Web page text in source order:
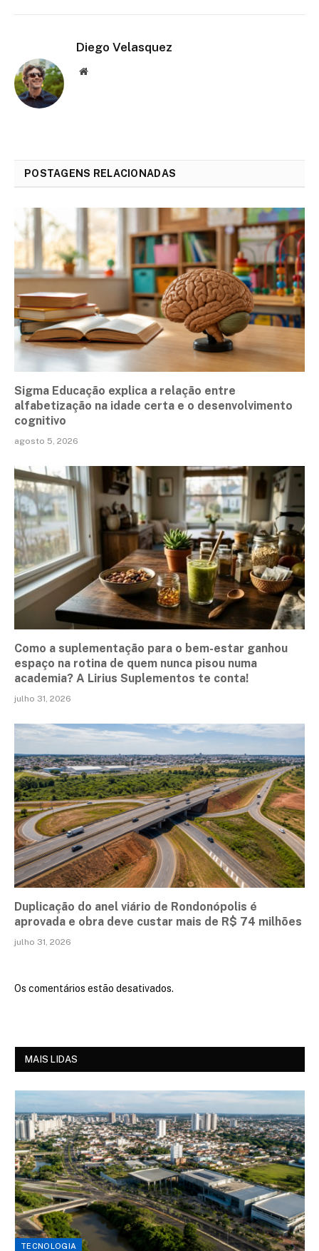
Diego Velasquez
Website
POSTAGENS RELACIONADAS
Sigma Educação explica a relação entre
alfabetização na idade certa e o desenvolvimento
cognitivo
agosto 5, 2026
Como a suplementação para o bem-estar ganhou
espaço na rotina de quem nunca pisou numa
academia? A Lirius Suplementos te conta!
julho 31, 2026
Duplicação do anel viário de Rondonópolis é
aprovada e obra deve custar mais de R$ 74 milhões
julho 31, 2026
Os comentários estão desativados.
MAIS LIDAS
TECNOLOGIA